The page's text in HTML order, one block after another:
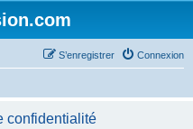
Connexion
S’enregistrer
confidentialité